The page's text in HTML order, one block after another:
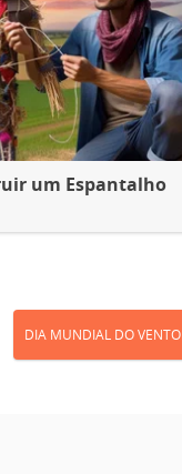
um Espantalho
DIA MUNDIAL DO VENTO